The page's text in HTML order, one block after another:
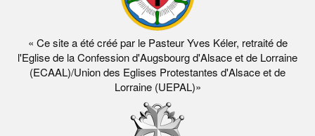
« Ce site a été créé par le Pasteur Yves Kéler, retraité de
l'Eglise de la Confession d'Augsbourg d'Alsace et de Lorraine
(ECAAL)/Union des Eglises Protestantes d'Alsace et de
Lorraine (UEPAL)»